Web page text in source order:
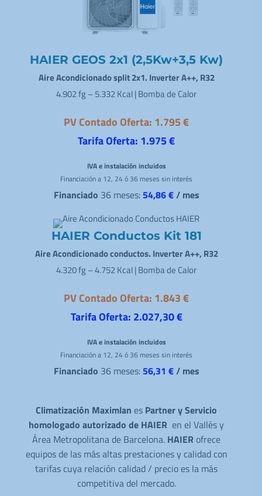
HAIER GEOS 2x1 (2,5Kw+3,5 Kw)
Aire Acondicionado split 2x1. Inverter A++, R32
4.902 fg – 5.332 Kcal | Bomba de Calor
PV Contado Oferta: 1.795 €
Tarifa Oferta: 1.975 €
IVA e instalación incluidos
Financiación a 12, 24 ó 36 meses sin interés
Financiado 36 meses: 54,86 €/ mes
HAIER Conductos Kit 181
Aire Acondicionado conductos. Inverter A++, R32
4.320 fg – 4.752 Kcal | Bomba de Calor
PV Contado Oferta: 1.843 €
Tarifa Oferta: 2.027,30 €
IVA e instalación incluidos
Financiación a 12, 24 ó 36 meses sin interés
Financiado 36 meses: 56,31 €/ mes
Climatización Maximlan es Partner y Servicio
homologado autorizado de HAIER en el Vallés y
Área Metropolitana de Barcelona. HAIER ofrece
equipos de las más altas prestaciones y calidad con
tarifas cuya relación calidad / precio es la más
competitiva del mercado.